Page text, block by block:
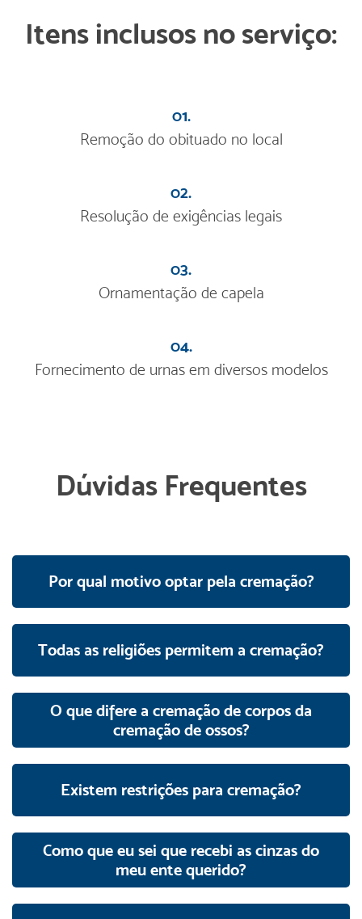
Itens inclusos no serviço:
01.
Remoção do obituado no local
02.
Resolução de exigências legais
03.
Ornamentação de capela
04.
Fornecimento de urnas em diversos modelos
Dúvidas Frequentes
Por qual motivo optar pela cremação?
Todas as religiões permitem a cremação?
O que difere a cremação de corpos da
cremação de ossos?
Existem restrições para cremação?
Como que eu sei que recebi as cinzas do
meu ente querido?